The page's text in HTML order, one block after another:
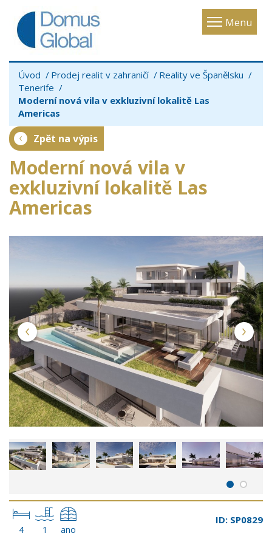
Menu
Toggle
Úvod Prodej realit v zahraničí
Reality ve Španělsku
Tenerife
Moderní nová vila v exkluzivní lokalitě Las
Americas
Zpět na výpis
Moderní nová vila v
exkluzivní lokalitě Las
Americas
4 1 ano
ID: SP0829